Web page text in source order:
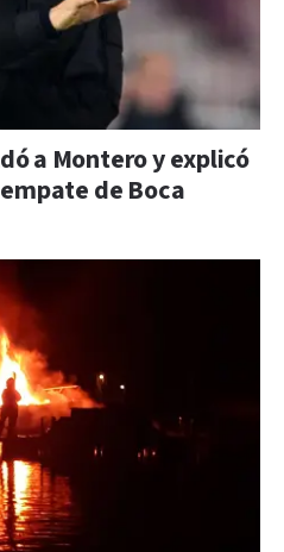
a Montero y explicó
de Boca